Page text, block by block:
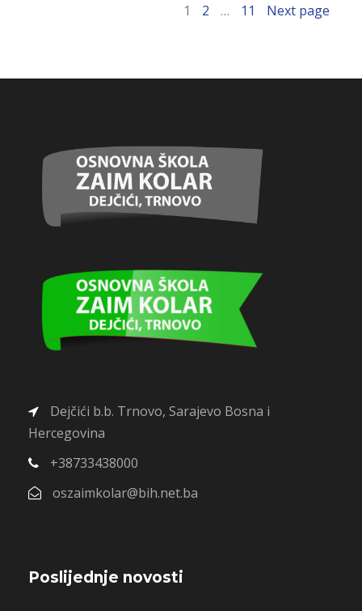
1 2 … 11 Next page
Dejčići b.b. Trnovo, Sarajevo Bosna i
Hercegovina
+38733438000
oszaimkolar@bih.net.ba
Poslijednje novosti